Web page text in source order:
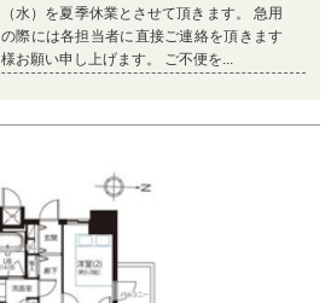
（水）を夏季休業とさせて頂きます。 急用
の際には各担当者に直接ご連絡を頂きます
様お願い申し上げます。 ご不便を...